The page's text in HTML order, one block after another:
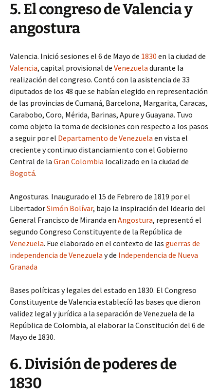
5. El congreso de Valencia y
angostura
Valencia. Inició sesiones el 6 de Mayo de 1830 en la ciudad de
Valencia, capital provisional de Venezuela durante la
realización del congreso. Contó con la asistencia de 33
diputados de los 48 que se habían elegido en representación
de las provincias de Cumaná, Barcelona, Margarita, Caracas,
Carabobo, Coro, Mérida, Barinas, Apure y Guayana. Tuvo
como objeto la toma de decisiones con respecto a los pasos
a seguir por el Departamento de Venezuela en vista el
creciente y continuo distanciamiento con el Gobierno
Central de la Gran Colombia localizado en la ciudad de
Bogotá.
Angosturas. Inaugurado el 15 de Febrero de 1819 por el
LibertadorSimón Bolívar, bajo la inspiración del Ideario del
General Francisco de Miranda en Angostura, representó el
segundo Congreso Constituyente de la República de
Venezuela. Fue elaborado en el contexto de las guerras de
independencia de Venezuela y de Independencia de Nueva
Granada
Bases políticas y legales del estado en 1830. El Congreso
Constituyente de Valencia establecíó las bases que dieron
validez legal y jurídica a la separación de Venezuela de la
República de Colombia, al elaborar la Constitución del 6 de
Mayo de 1830.
6. División de poderes de
1830